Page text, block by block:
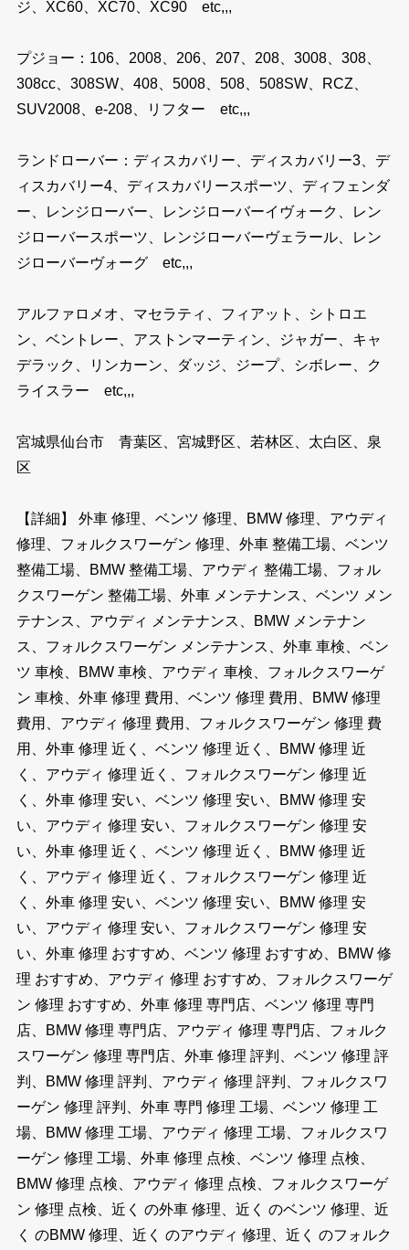
ジ、XC60、XC70、XC90 etc,,,
プジョー：106、2008、206、207、208、3008、308、
308cc、308SW、408、5008、508、508SW、RCZ、
SUV2008、e-208、リフター etc,,,
ランドローバー：ディスカバリー、ディスカバリー3、デ
ィスカバリー4、ディスカバリースポーツ、ディフェンダ
ー、レンジローバー、レンジローバーイヴォーク、レン
ジローバースポーツ、レンジローバーヴェラール、レン
ジローバーヴォーグ etc,,,
アルファロメオ、マセラティ、フィアット、シトロエ
ン、ベントレー、アストンマーティン、ジャガー、キャ
デラック、リンカーン、ダッジ、ジープ、シボレー、ク
ライスラー etc,,,
宮城県仙台市 青葉区、宮城野区、若林区、太白区、泉
区
【詳細】 外車 修理、ベンツ 修理、BMW 修理、アウディ
修理、フォルクスワーゲン 修理、外車 整備工場、ベンツ
整備工場、BMW 整備工場、アウディ 整備工場、フォル
クスワーゲン 整備工場、外車 メンテナンス、ベンツ メン
テナンス、アウディ メンテナンス、BMW メンテナン
ス、フォルクスワーゲン メンテナンス、外車 車検、ベン
ツ 車検、BMW 車検、アウディ 車検、フォルクスワーゲ
ン 車検、外車 修理 費用、ベンツ 修理 費用、BMW 修理
費用、アウディ 修理 費用、フォルクスワーゲン 修理 費
用、外車 修理 近く、ベンツ 修理 近く、BMW 修理 近
く、アウディ 修理 近く、フォルクスワーゲン 修理 近
く、外車 修理 安い、ベンツ 修理 安い、BMW 修理 安
い、アウディ 修理 安い、フォルクスワーゲン 修理 安
い、外車 修理 近く、ベンツ 修理 近く、BMW 修理 近
く、アウディ 修理 近く、フォルクスワーゲン 修理 近
く、外車 修理 安い、ベンツ 修理 安い、BMW 修理 安
い、アウディ 修理 安い、フォルクスワーゲン 修理 安
い、外車 修理 おすすめ、ベンツ 修理 おすすめ、BMW 修
理 おすすめ、アウディ 修理 おすすめ、フォルクスワーゲ
ン 修理 おすすめ、外車 修理 専門店、ベンツ 修理 専門
店、BMW 修理 専門店、アウディ 修理 専門店、フォルク
スワーゲン 修理 専門店、外車 修理 評判、ベンツ 修理 評
判、BMW 修理 評判、アウディ 修理 評判、フォルクスワ
ーゲン 修理 評判、外車 専門 修理 工場、ベンツ 修理 工
場、BMW 修理 工場、アウディ 修理 工場、フォルクスワ
ーゲン 修理 工場、外車 修理 点検、ベンツ 修理 点検、
BMW 修理 点検、アウディ 修理 点検、フォルクスワーゲ
ン 修理 点検、近く の外車 修理、近く のベンツ 修理、近
く のBMW 修理、近く のアウディ 修理、近く のフォルク